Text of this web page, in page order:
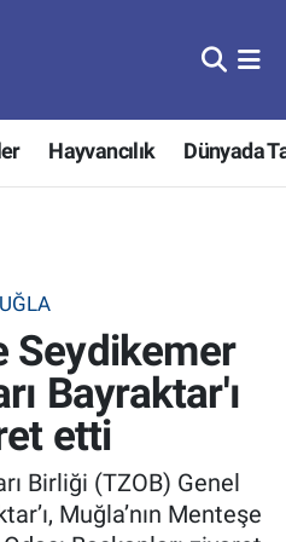
Hayvancılık Dünyada
Seydikemer
Bayraktar'ı
etti
Birliği (TZOB) Genel
Muğla’nın Menteşe